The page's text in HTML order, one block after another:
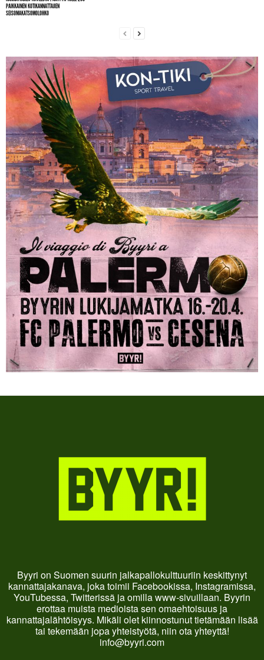
PAIKKAINEN KOTIKANNATTAJIEN
SEISOMAKATSOMOLOHKO
Byyri on Suomen suurin jalkapallokulttuuriin keskittynyt
kannattajakanava, joka toimii Facebookissa, Instagramissa,
YouTubessa, Twitterissä ja omilla www-sivuillaan. Byyrin
erottaa muista medioista sen omaehtoisuus ja
kannattajalähtöisyys. Mikäli olet kiinnostunut tietämään lisää
tai tekemään jopa yhteistyötä, niin ota yhteyttä!
info@byyri.com